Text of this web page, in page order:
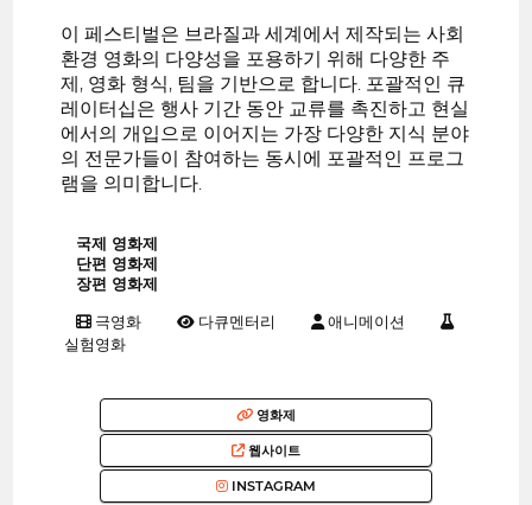
이 페스티벌은 브라질과 세계에서 제작되는 사회
환경 영화의 다양성을 포용하기 위해 다양한 주
제, 영화 형식, 팀을 기반으로 합니다. 포괄적인 큐
레이터십은 행사 기간 동안 교류를 촉진하고 현실
에서의 개입으로 이어지는 가장 다양한 지식 분야
의 전문가들이 참여하는 동시에 포괄적인 프로그
램을 의미합니다.
국제 영화제
단편 영화제
장편 영화제
극영화 다큐멘터리
애니메이션
실험영화
영화제
웹사이트
INSTAGRAM